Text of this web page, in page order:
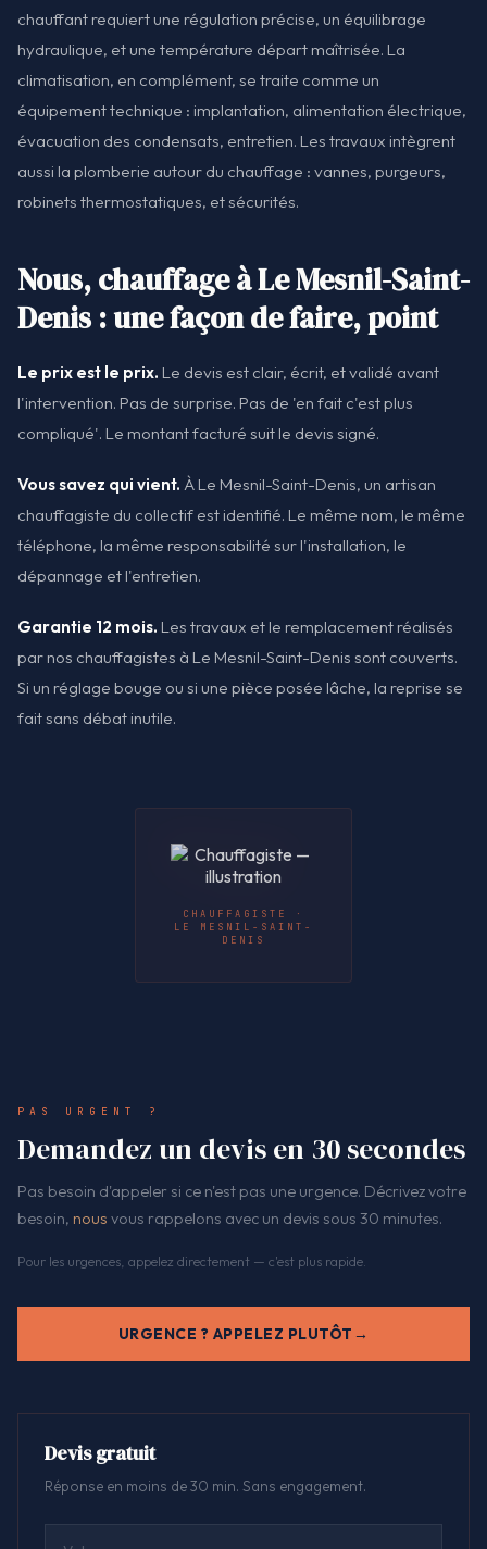
chauffant requiert une régulation précise, un équilibrage
hydraulique, et une température départ maîtrisée. La
climatisation, en complément, se traite comme un
équipement technique : implantation, alimentation électrique,
évacuation des condensats, entretien. Les travaux intègrent
aussi la plomberie autour du chauffage : vannes, purgeurs,
robinets thermostatiques, et sécurités.
Nous, chauffage à Le Mesnil-Saint-
Denis : une façon de faire, point
Le prix est le prix. Le devis est clair, écrit, et validé avant
l'intervention. Pas de surprise. Pas de 'en fait c'est plus
compliqué'. Le montant facturé suit le devis signé.
Vous savez qui vient. À Le Mesnil-Saint-Denis, un artisan
chauffagiste du collectif est identifié. Le même nom, le même
téléphone, la même responsabilité sur l'installation, le
dépannage et l'entretien.
Garantie 12 mois. Les travaux et le remplacement réalisés
par nos chauffagistes à Le Mesnil-Saint-Denis sont couverts.
Si un réglage bouge ou si une pièce posée lâche, la reprise se
fait sans débat inutile.
CHAUFFAGISTE ·
LE MESNIL-SAINT-
DENIS
PAS URGENT ?
Demandez un devis en 30 secondes
Pas besoin d'appeler si ce n'est pas une urgence. Décrivez votre
besoin, nous vous rappelons avec un devis sous 30 minutes.
Pour les urgences, appelez directement — c'est plus rapide.
URGENCE ? APPELEZ PLUTÔT
Devis gratuit
Réponse en moins de 30 min. Sans engagement.